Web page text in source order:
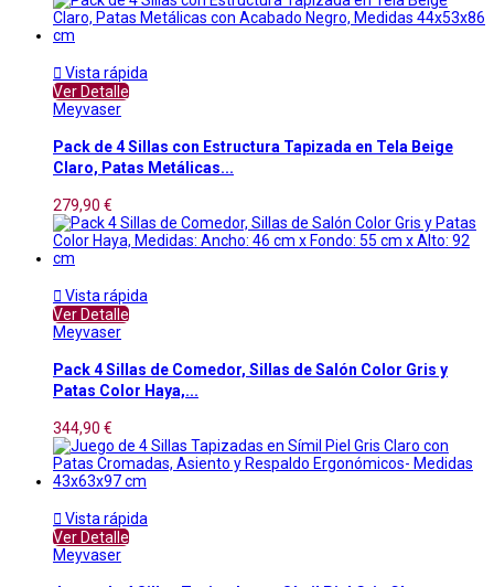
 Vista rápida
Ver Detalle
Meyvaser
Pack de 4 Sillas con Estructura Tapizada en Tela Beige
Claro, Patas Metálicas...
279,90 €
 Vista rápida
Ver Detalle
Meyvaser
Pack 4 Sillas de Comedor, Sillas de Salón Color Gris y
Patas Color Haya,...
344,90 €
 Vista rápida
Ver Detalle
Meyvaser